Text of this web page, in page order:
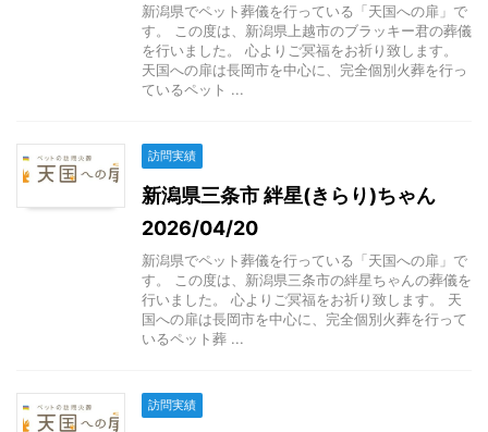
新潟県でペット葬儀を行っている「天国への扉」で
す。 この度は、新潟県上越市のブラッキー君の葬儀
を行いました。 心よりご冥福をお祈り致します。
天国への扉は長岡市を中心に、完全個別火葬を行っ
ているペット ...
訪問実績
新潟県三条市 絆星(きらり)ちゃん
2026/04/20
新潟県でペット葬儀を行っている「天国への扉」で
す。 この度は、新潟県三条市の絆星ちゃんの葬儀を
行いました。 心よりご冥福をお祈り致します。 天
国への扉は長岡市を中心に、完全個別火葬を行って
いるペット葬 ...
訪問実績